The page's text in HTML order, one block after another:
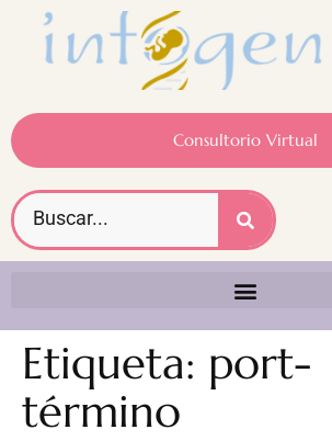
Consultorio Virtual
Etiqueta: port-
término